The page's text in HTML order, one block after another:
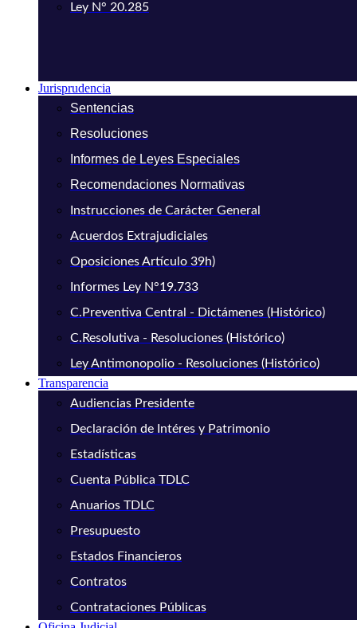
Ley N° 20.285
Jurisprudencia
Sentencias
Resoluciones
Informes de Leyes Especiales
Recomendaciones Normativas
Instrucciones de Carácter General
Acuerdos Extrajudiciales
Oposiciones Artículo 39h)
Informes Ley N°19.733
C.Preventiva Central - Dictámenes (Histórico)
C.Resolutiva - Resoluciones (Histórico)
Ley Antimonopolio - Resoluciones (Histórico)
Transparencia
Audiencias Presidente
Declaración de Intéres y Patrimonio
Estadísticas
Cuenta Pública TDLC
Anuarios TDLC
Presupuesto
Estados Financieros
Contratos
Contrataciones Públicas